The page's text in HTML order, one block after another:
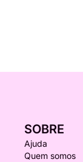
SOBRE
Ajuda
Quem somos